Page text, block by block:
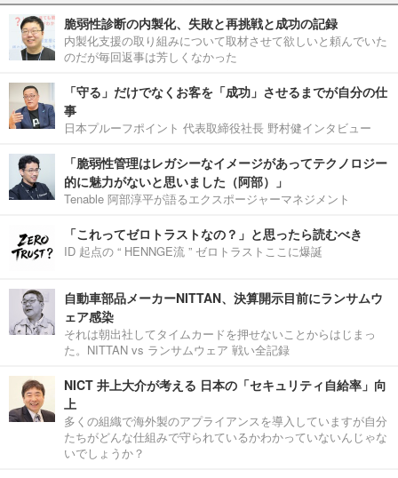
脆弱性診断の内製化、失敗と再挑戦と成功の記録
内製化支援の取り組みについて取材させて欲しいと頼んでいた
のだが毎回返事は芳しくなかった
「守る」だけでなくお客を「成功」させるまでが自分の仕
事
日本プルーフポイント 代表取締役社長 野村健インタビュー
「脆弱性管理はレガシーなイメージがあってテクノロジー
的に魅力がないと思いました（阿部）」
Tenable 阿部淳平が語るエクスポージャーマネジメント
「これってゼロトラストなの？」と思ったら読むべき
ID 起点の “ HENNGE流 ” ゼロトラストここに爆誕
自動車部品メーカーNITTAN、決算開示目前にランサムウ
ェア感染
それは朝出社してタイムカードを押せないことからはじまっ
た。NITTAN vs ランサムウェア 戦い全記録
NICT 井上大介が考える 日本の「セキュリティ自給率」向
上
多くの組織で海外製のアプライアンスを導入していますが自分
たちがどんな仕組みで守られているかわかっていないんじゃな
いでしょうか？